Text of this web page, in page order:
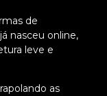
de
nasceu online,
leve e
as